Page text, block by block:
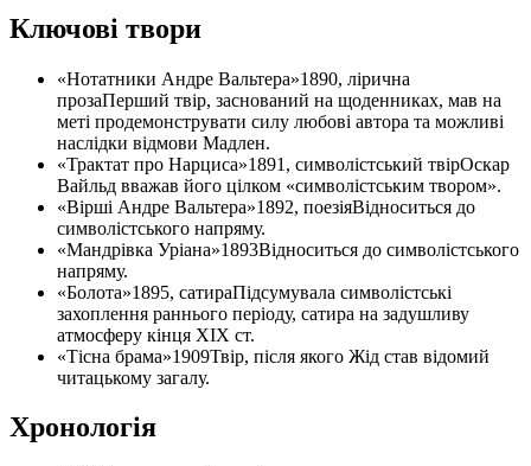
Ключові твори
«Нотатники Андре Вальтеpa»1890, лірична
прозаПерший твір, заснований на щоденниках, мав на
меті продемонструвати силу любові автора та можливі
наслідки відмови Мадлен.
«Трактат про Нарциса»1891, символістський твірОскар
Вайльд вважав його цілком «символістським твором».
«Вірші Андре Вальтера»1892, поезіяВідноситься до
символістського напряму.
«Мандрівка Уріана»1893Відноситься до символістського
напряму.
«Болота»1895, сатираПідсумувала символістські
захоплення раннього періоду, сатира на задушливу
атмосферу кінця XIX ст.
«Тісна брама»1909Твір, після якого Жід став відомий
читацькому загалу.
Хронологія